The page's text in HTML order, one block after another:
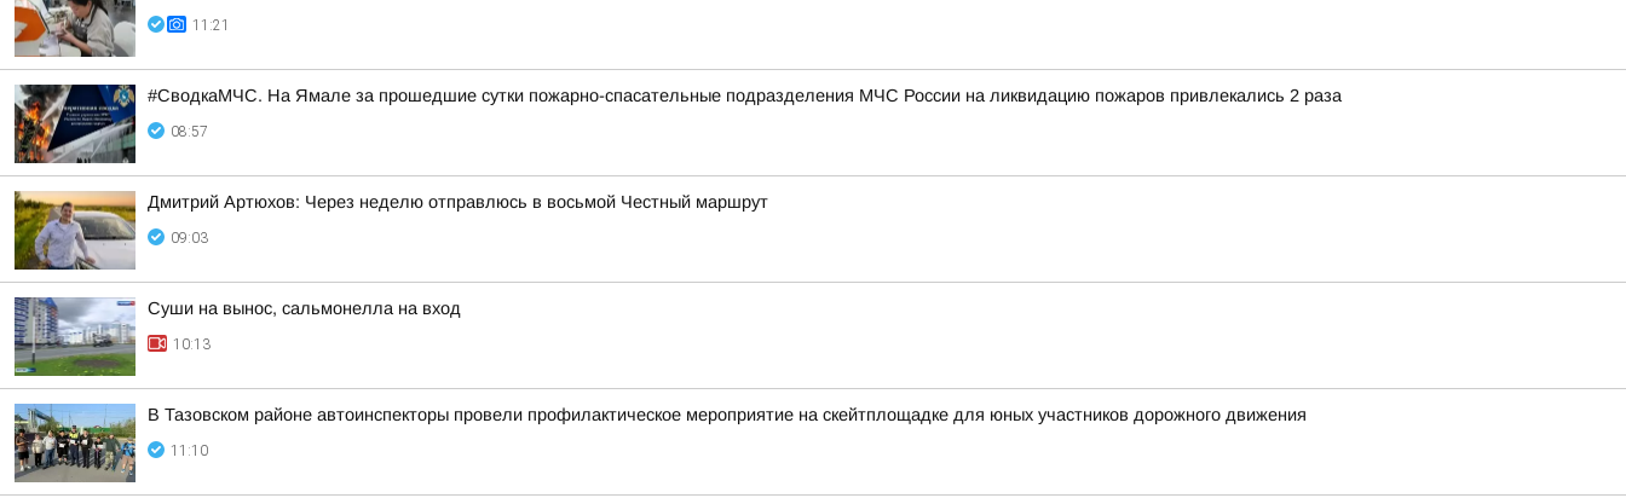
11:21
#СводкаМЧС. На Ямале за прошедшие сутки пожарно-спасательные подразделения МЧС России на ликвидацию пожаров привлекались 2 раза
08:57
Дмитрий Артюхов: Через неделю отправлюсь в восьмой Честный маршрут
09:03
Суши на вынос, сальмонелла на вход
10:13
В Тазовском районе автоинспекторы провели профилактическое мероприятие на скейтплощадке для юных участников дорожного движения
11:10